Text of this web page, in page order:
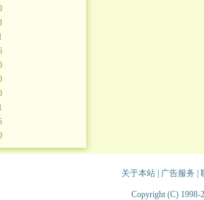
关于本站| 广告服务
Copyright (C) 1998-